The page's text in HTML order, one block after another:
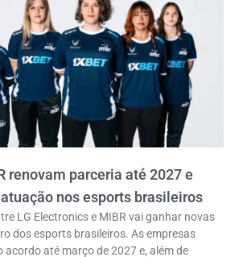
renovam parceria até 2027 e
nos esports brasileiros
LG Electronics e MIBR vai ganhar novas
dos esports brasileiros. As empresas
acordo até março de 2027 e, além de